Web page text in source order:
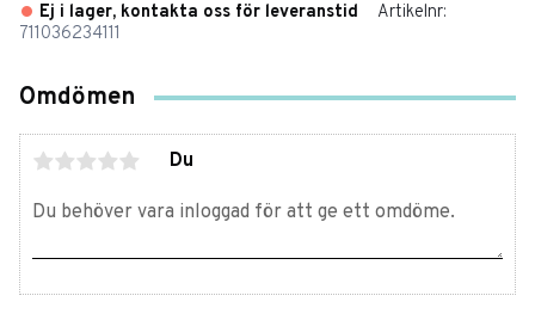
Ej i lager, kontakta oss för leveranstid
Artikelnr
711036234111
Omdömen
Du